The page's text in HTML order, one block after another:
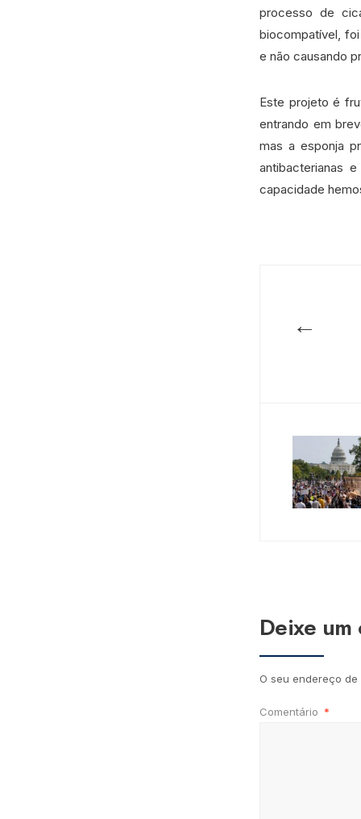
processo de
biocompatível,
e não causando
Este projeto é
entrando em
mas a esponja
antibacterianas
capacidade
←
Deixe
O seu endereço
Comentário *